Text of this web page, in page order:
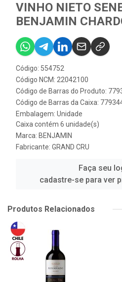
VINHO NIETO
BENJAMIN
Código: 554752
Código NCM: 22042100
Código de Barras do Produto:
Código de Barras da Caixa:
Embalagem: Unidade
Caixa contém 6 unidade(s)
Marca: BENJAMIN
Fabricante: GRAND CRU
Faça seu
cadastre-se para ver
Produtos Relacionados